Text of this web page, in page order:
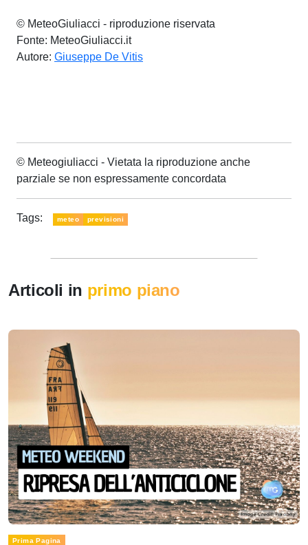
© MeteoGiuliacci - riproduzione riservata
Fonte: MeteoGiuliacci.it
Autore: Giuseppe De Vitis
© Meteogiuliacci - Vietata la riproduzione anche
parziale se non espressamente concordata
Tags: meteo previsioni
Articoli in primo piano
Prima Pagina